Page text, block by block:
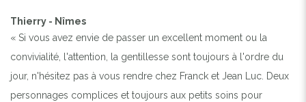
Thierry - Nîmes
« Si vous avez envie de passer un excellent moment ou la
convivialité, l'attention, la gentillesse sont toujours à l'ordre du
jour, n'hésitez pas à vous rendre chez Franck et Jean Luc. Deux
personnages complices et toujours aux petits soins pour